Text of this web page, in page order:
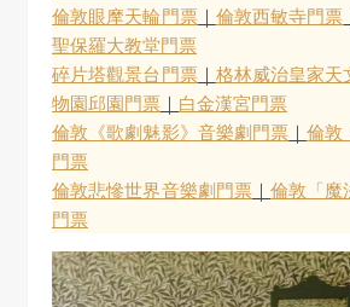
倫敦眼摩天輪門票｜ 倫敦西敏寺門票
聖保羅大教堂門票
碎片塔觀景台門票｜ 格林威治皇家天
物園邱園門票 ｜ 白金漢宮門票
倫敦《歌劇魅影》音樂劇門票 ｜倫敦
門票
倫敦悲慘世界音樂劇門票｜倫敦「魔
門票